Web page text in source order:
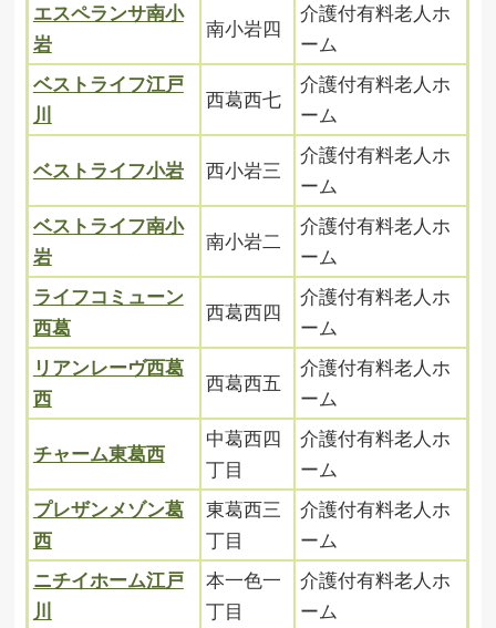
エスペランサ南小
岩
南小岩四
介護付有料老人ホ
ーム
ベストライフ江戸
川
西葛西七
介護付有料老人ホ
ーム
ベストライフ小岩 西小岩三
介護付有料老人ホ
ーム
ベストライフ南小
岩
南小岩二
介護付有料老人ホ
ーム
ライフコミューン
西葛
西葛西四
介護付有料老人ホ
ーム
リアンレーヴ西葛
西
西葛西五
介護付有料老人ホ
ーム
チャーム東葛西
中葛西四
丁目
介護付有料老人ホ
ーム
プレザンメゾン葛
西
東葛西三
丁目
介護付有料老人ホ
ーム
ニチイホーム江戸
川
本一色一
丁目
介護付有料老人ホ
ーム